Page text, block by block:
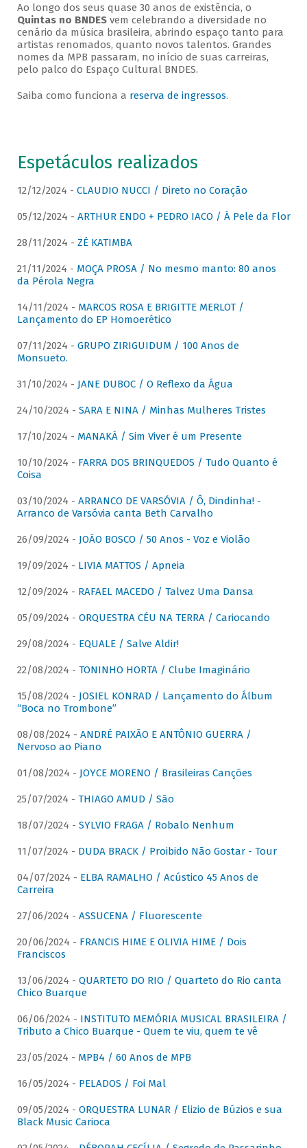
Ao longo dos seus quase 30 anos de existência, o
Quintas no BNDESvem celebrando a diversidade no
cenário da música brasileira, abrindo espaço tanto para
artistas renomados, quanto novos talentos. Grandes
nomes da MPB passaram, no início de suas carreiras,
pelo palco do Espaço Cultural BNDES.
Saiba como funciona a reserva de ingressos.
Espetáculos realizados
12/12/2024 - CLAUDIO NUCCI / Direto no Coração
05/12/2024 - ARTHUR ENDO + PEDRO IACO / À Pele da Flor
28/11/2024 - ZÉ KATIMBA
21/11/2024 - MOÇA PROSA / No mesmo manto: 80 anos
da Pérola Negra
14/11/2024 - MARCOS ROSA E BRIGITTE MERLOT /
Lançamento do EP Homoerético
07/11/2024 - GRUPO ZIRIGUIDUM / 100 Anos de
Monsueto.
31/10/2024 - JANE DUBOC / O Reflexo da Água
24/10/2024 - SARA E NINA / Minhas Mulheres Tristes
17/10/2024 - MANAKÁ / Sim Viver é um Presente
10/10/2024 - FARRA DOS BRINQUEDOS / Tudo Quanto é
Coisa
03/10/2024 - ARRANCO DE VARSÓVIA / Ô, Dindinha! -
Arranco de Varsóvia canta Beth Carvalho
26/09/2024 - JOÃO BOSCO / 50 Anos - Voz e Violão
19/09/2024 - LIVIA MATTOS / Apneia
12/09/2024 - RAFAEL MACEDO / Talvez Uma Dansa
05/09/2024 - ORQUESTRA CÉU NA TERRA / Cariocando
29/08/2024 - EQUALE / Salve Aldir!
22/08/2024 - TONINHO HORTA / Clube Imaginário
15/08/2024 - JOSIEL KONRAD / Lançamento do Álbum
“Boca no Trombone”
08/08/2024 - ANDRÉ PAIXÃO E ANTÔNIO GUERRA /
Nervoso ao Piano
01/08/2024 - JOYCE MORENO / Brasileiras Canções
25/07/2024 - THIAGO AMUD / São
18/07/2024 - SYLVIO FRAGA / Robalo Nenhum
11/07/2024 - DUDA BRACK / Proibido Não Gostar - Tour
04/07/2024 - ELBA RAMALHO / Acústico 45 Anos de
Carreira
27/06/2024 - ASSUCENA / Fluorescente
20/06/2024 - FRANCIS HIME E OLIVIA HIME / Dois
Franciscos
13/06/2024 - QUARTETO DO RIO / Quarteto do Rio canta
Chico Buarque
06/06/2024 - INSTITUTO MEMÓRIA MUSICAL BRASILEIRA /
Tributo a Chico Buarque - Quem te viu, quem te vê
23/05/2024 - MPB4 / 60 Anos de MPB
16/05/2024 - PELADOS / Foi Mal
09/05/2024 - ORQUESTRA LUNAR / Elizio de Búzios e sua
Black Music Carioca